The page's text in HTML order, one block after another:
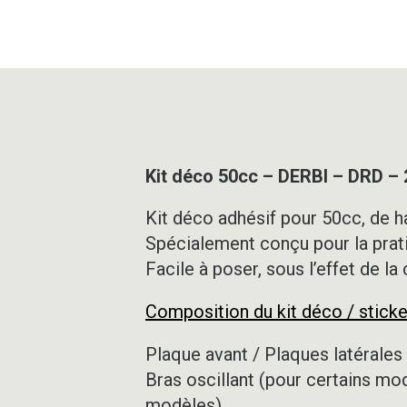
Kit déco 50cc – DERBI – DRD –
Kit déco adhésif pour 50cc, de
Spécialement conçu pour la
Facile à poser, sous l’effet de
Composition du kit déco /
Plaque avant / Plaques
Bras oscillant (pour certains